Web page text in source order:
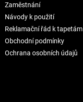
Zaměstnání
Návody k použití
Reklamační řád k tapetám
Obchodní podmínky
Ochrana osobních údajů